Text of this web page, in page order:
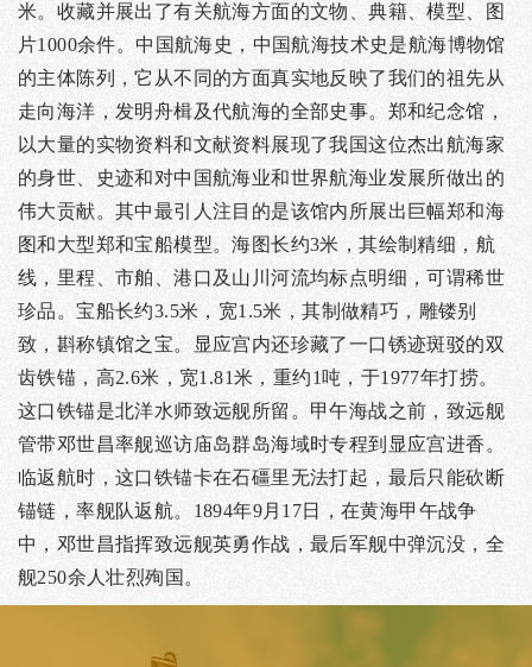
米。收藏并展出了有关航海方面的文物、典籍、模型、图
片1000余件。中国航海史，中国航海技术史是航海博物馆
的主体陈列，它从不同的方面真实地反映了我们的祖先从
走向海洋，发明舟楫及代航海的全部史事。郑和纪念馆，
以大量的实物资料和文献资料展现了我国这位杰出航海家
的身世、史迹和对中国航海业和世界航海业发展所做出的
伟大贡献。其中最引人注目的是该馆内所展出巨幅郑和海
图和大型郑和宝船模型。海图长约3米，其绘制精细，航
线，里程、市舶、港口及山川河流均标点明细，可谓稀世
珍品。宝船长约3.5米，宽1.5米，其制做精巧，雕镂别
致，斟称镇馆之宝。显应宫内还珍藏了一口锈迹斑驳的双
齿铁锚，高2.6米，宽1.81米，重约1吨，于1977年打捞。
这口铁锚是北洋水师致远舰所留。甲午海战之前，致远舰
管带邓世昌率舰巡访庙岛群岛海域时专程到显应宫进香。
临返航时，这口铁锚卡在石礓里无法打起，最后只能砍断
锚链，率舰队返航。1894年9月17日，在黄海甲午战争
中，邓世昌指挥致远舰英勇作战，最后军舰中弹沉没，全
舰250余人壮烈殉国。